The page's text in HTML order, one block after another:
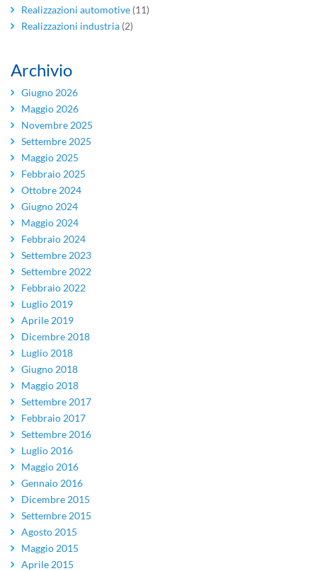
Realizzazioni automotive (11)
Realizzazioni industria (2)
Archivio
Giugno 2026
Maggio 2026
Novembre 2025
Settembre 2025
Maggio 2025
Febbraio 2025
Ottobre 2024
Giugno 2024
Maggio 2024
Febbraio 2024
Settembre 2023
Settembre 2022
Febbraio 2022
Luglio 2019
Aprile 2019
Dicembre 2018
Luglio 2018
Giugno 2018
Maggio 2018
Settembre 2017
Febbraio 2017
Settembre 2016
Luglio 2016
Maggio 2016
Gennaio 2016
Dicembre 2015
Settembre 2015
Agosto 2015
Maggio 2015
Aprile 2015